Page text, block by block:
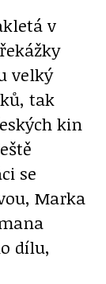
v
velký
tak
kin
se
Marka
dílu,